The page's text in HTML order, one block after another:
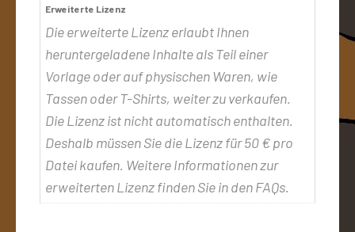
Erweiterte Lizenz
Die erweiterte Lizenz erlaubt Ihnen
heruntergeladene Inhalte als Teil einer
Vorlage oder auf physischen Waren, wie
Tassen oder T-Shirts, weiter zu verkaufen.
Die Lizenz ist nicht automatisch enthalten.
Deshalb müssen Sie die Lizenz für 50 € pro
Datei kaufen. Weitere Informationen zur
erweiterten Lizenz finden Sie in den FAQs.